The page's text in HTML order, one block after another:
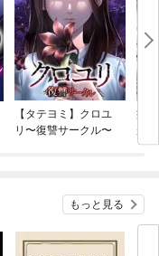
【タテヨミ】クロユ
リ〜復讐サークル〜
病
が
ぎ
もっと見る